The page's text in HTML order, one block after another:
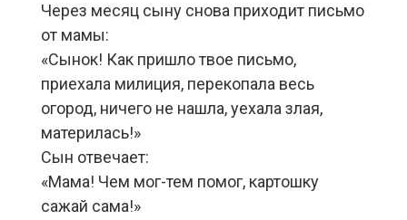
Через месяц сыну снова приходит письмо
от мамы:
«Сынок! Как пришло твое письмо,
приехала милиция, перекопала весь
огород, ничего не нашла, уехала злая,
материлась!»
Сын отвечает:
«Мама! Чем мог-тем помог, картошку
сажай сама!»